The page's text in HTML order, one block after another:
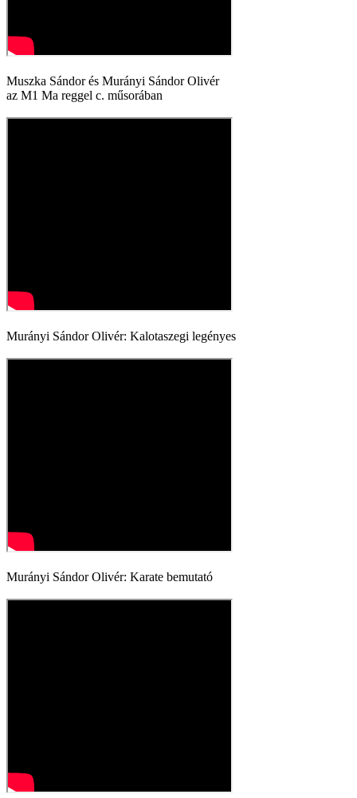
Muszka Sándor és Murányi Sándor Olivér
az M1 Ma reggel c. műsorában
Murányi Sándor Olivér: Kalotaszegi legényes
Murányi Sándor Olivér: Karate bemutató